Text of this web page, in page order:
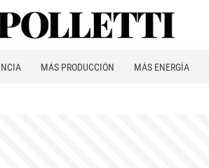
MÁS PRODUCCIÓN MÁS ENERGÍA